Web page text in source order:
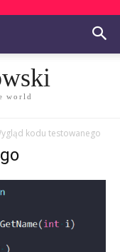
world
kodu testowanego